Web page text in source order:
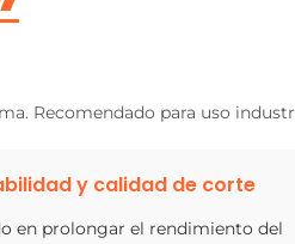
Recomendado para uso
y calidad de corte
en prolongar el rendimiento del